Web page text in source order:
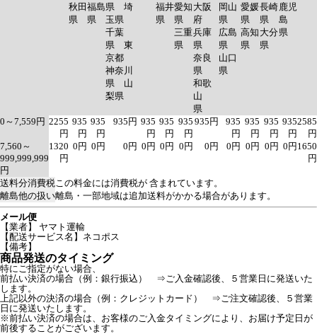
秋田
県
福島
県
県 埼
玉県
千葉
県 東
京都
神奈川
県 山
梨県
福井
県
愛知
県
三重
県
大阪
府
兵庫
県
奈良
県
和歌
山
県
岡山
県
広島
県
山口
県
愛媛
県
高知
県
長崎
県
大分
県
鹿児
島
県
0～7,559円 2255
円
935
円
935
円
935円 935
円
935
円
935
円
935円
935
円
935
円
935
円
935
円
2585
円
7,560～
999,999,999
円
1320
円
0円 0円 0円 0円 0円 0円 0円 0円 0円 0円 0円1650
円
送料分消費税 この料金には消費税が 含まれています。
離島他の扱い離島・一部地域は追加送料がかかる場合があります。
メール便
【業者】 ヤマト運輸
【配送サービス名】ネコポス
【備考】
商品発送のタイミング
特にご指定がない場合、
前払い決済の場合（例：銀行振込） ⇒ご入金確認後、５営業日に発送いた
します。
上記以外の決済の場合（例：クレジットカード） ⇒ご注文確認後、５営業
日に発送いたします。
※前払い決済の場合は、お客様のご入金タイミングにより、お届け予定日が
前後することがございます。